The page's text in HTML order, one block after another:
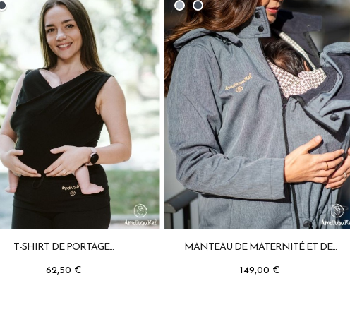
T-SHIRT DE PORTAGE...
62,50 €
MANTEAU DE MATERNITÉ ET DE...
149,00 €